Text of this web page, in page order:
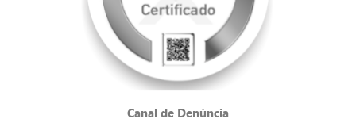
Canal de Denúncia